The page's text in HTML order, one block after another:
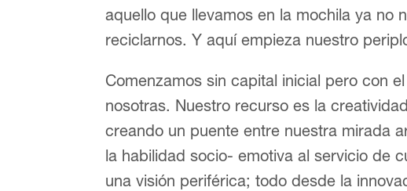
aquello que llevamos en la mochila ya no
reciclarnos. Y aquí empieza nuestro
Comenzamos sin capital inicial pero con
nosotras. Nuestro recurso es la
creando un puente entre nuestra mirada
la habilidad socio- emotiva al servicio de
una visión periférica; todo desde la